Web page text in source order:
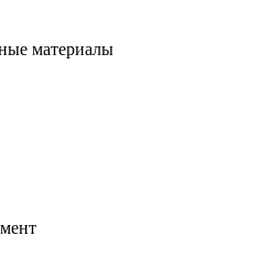
материалы